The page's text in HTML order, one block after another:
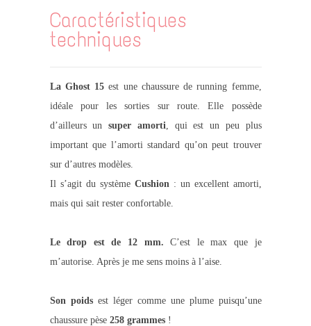
Caractéristiques
techniques
La Ghost 15 est une chaussure de running femme,
idéale pour les sorties sur route. Elle possède
d’ailleurs un super amorti , qui est un peu plus
important que l’amorti standard qu’on peut trouver
sur d’autres modèles.
Il s’agit du système Cushion : un excellent amorti,
mais qui sait rester confortable.
Le drop est de 12 mm. C’est le max que je
m’autorise. Après je me sens moins à l’aise.
Son poidsest léger comme une plume puisqu’une
chaussure pèse 258 grammes!